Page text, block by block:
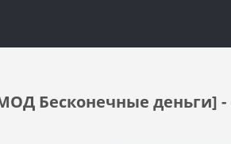
Бесконечные деньги] -